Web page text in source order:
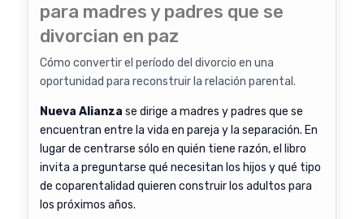
para madres y padres que se
divorcian en paz
Cómo convertir el período del divorcio en una
oportunidad para reconstruir la relación parental.
Nueva Alianza se dirige a madres y padres que se
encuentran entre la vida en pareja y la separación. En
lugar de centrarse sólo en quién tiene razón, el libro
invita a preguntarse qué necesitan los hijos y qué tipo
de coparentalidad quieren construir los adultos para
los próximos años.